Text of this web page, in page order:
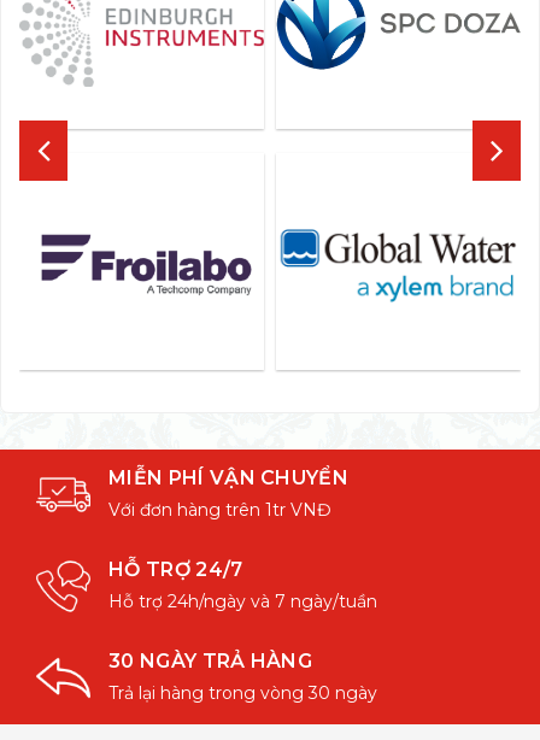
MIỄN PHÍ VẬN CHUYỂN
Với đơn hàng trên 1tr VNĐ
HỖ TRỢ 24/7
Hỗ trợ 24h/ngày và 7 ngày/tuần
30 NGÀY TRẢ HÀNG
Trả lại hàng trong vòng 30 ngày